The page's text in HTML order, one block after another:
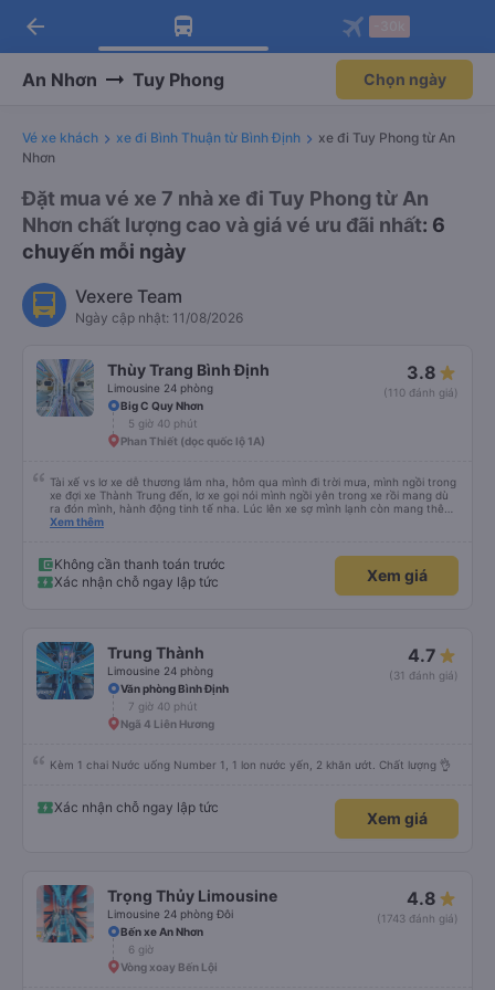
Tải app Vexere ngay!
Nhận ưu đãi thành viên độc
Mở app
Tải app Vexere
-30k/ghế khi đặt vé máy bay qua
Mở app
arrow_back
An Nhơn Tuy Phong Chọn ngày
Vé xe khách xe đi Bình Thuận từ Bình Định
xe đi Tuy Phong từ An
Nhơn
Đặt mua vé xe 7 nhà xe đi Tuy Phong từ An
Nhơn chất lượng cao và giá vé ưu đãi nhất: 6
chuyến mỗi ngày
Vexere Team
Ngày cập nhật: 11/08/2026
Thùy Trang Bình Định
Limousine 24 phòng
3.8
(110 đánh giá)
Big C Quy Nhơn
5 giờ 40 phút
Phan Thiết (dọc quốc lộ 1A)
Tài xế vs lơ xe dễ thương lắm nha, hôm qua mình đi trời mưa, mình ngồi trong
xe đợi xe Thành Trung đến, lơ xe gọi nói mình ngồi yên trong xe rồi mang dù
ra đón mình, hành động tinh tế nha. Lúc lên xe sợ mình lạnh còn mang thêm
cho mình cái chăn bông, lúc xuống xe lần nào cũng v, đều book grap, be chở
bố mẹ đi, bố mẹ khen không hết lời. Cảm ơn nhà xe Thành Trung nhiều
Xem thêm
Không cần thanh toán trước
Xác nhận chỗ ngay lập tức
Xem giá
Trung Thành
Limousine 24 phòng
4.7
(31 đánh giá)
Văn phòng Bình Định
7 giờ 40 phút
Ngã 4 Liên Hương
Kèm 1 chai Nước uống Number 1, 1 lon nước yến, 2 khăn ướt. Chất lượng 👌
Xác nhận chỗ ngay lập tức
Xem giá
Trọng Thủy Limousine
Limousine 24 phòng Đôi
4.8
(1743 đánh giá)
Bến xe An Nhơn
6 giờ
Vòng xoay Bến Lội